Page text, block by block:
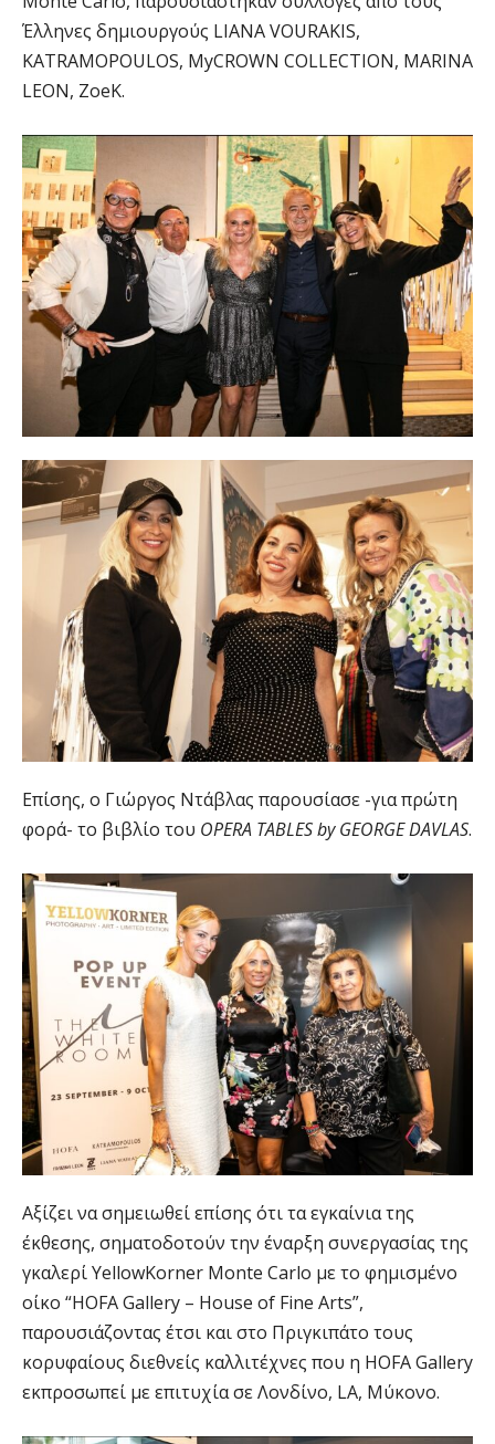
Έλληνες δημιουργούς LIANA VOURAKIS,
KATRAMOPOULOS, MyCROWN COLLECTION, MARINA
LEON, ZoeK.
Επίσης, ο Γιώργος Ντάβλας παρουσίασε -για πρώτη
φορά- το βιβλίο του OPERA TABLES by GEORGE DAVLAS.
Αξίζει να σημειωθεί επίσης ότι τα εγκαίνια της
έκθεσης, σηματοδοτούν την έναρξη συνεργασίας της
γκαλερί YellowKorner Monte Carlo με το φημισμένο
οίκο “HOFA Gallery – House of Fine Arts”,
παρουσιάζοντας έτσι και στο Πριγκιπάτο τους
κορυφαίους διεθνείς καλλιτέχνες που η HOFA Gallery
εκπροσωπεί με επιτυχία σε Λονδίνο, LA, Μύκονο.